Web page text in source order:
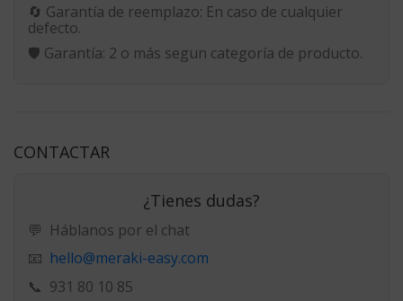
🔄 Garantía de reemplazo: En caso de cualquier
defecto.
🛡️ Garantía: 2 o más segun categoría de producto.
CONTACTAR
¿Tienes dudas?
💬 Háblanos por el chat
📧 hello@meraki-easy.com
📞 931 80 10 85